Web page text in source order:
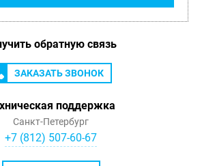
обратную связь
ЗАКАЗАТЬ ЗВОНОК
поддержка
Санкт-Петербург
+7 (812) 507-60-67